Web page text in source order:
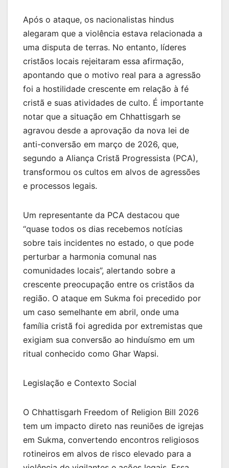
Após o ataque, os nacionalistas hindus
alegaram que a violência estava relacionada a
uma disputa de terras. No entanto, líderes
cristãos locais rejeitaram essa afirmação,
apontando que o motivo real para a agressão
foi a hostilidade crescente em relação à fé
cristã e suas atividades de culto. É importante
notar que a situação em Chhattisgarh se
agravou desde a aprovação da nova lei de
anti-conversão em março de 2026, que,
segundo a Aliança Cristã Progressista (PCA),
transformou os cultos em alvos de agressões
e processos legais.
Um representante da PCA destacou que
“quase todos os dias recebemos notícias
sobre tais incidentes no estado, o que pode
perturbar a harmonia comunal nas
comunidades locais”, alertando sobre a
crescente preocupação entre os cristãos da
região. O ataque em Sukma foi precedido por
um caso semelhante em abril, onde uma
família cristã foi agredida por extremistas que
exigiam sua conversão ao hinduísmo em um
ritual conhecido como Ghar Wapsi.
Legislação e Contexto Social
O Chhattisgarh Freedom of Religion Bill 2026
tem um impacto direto nas reuniões de igrejas
em Sukma, convertendo encontros religiosos
rotineiros em alvos de risco elevado para a